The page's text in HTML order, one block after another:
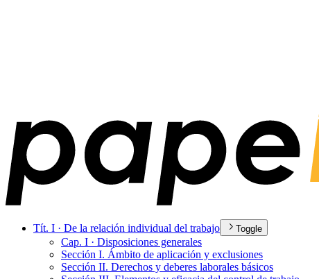
Tít. I · De la relación individual del trabajo Toggle
Cap. I · Disposiciones generales
Sección I. Ámbito de aplicación y exclusiones
Sección II. Derechos y deberes laborales básicos